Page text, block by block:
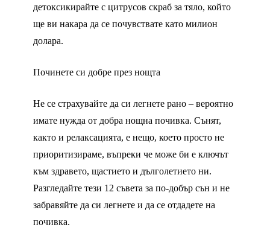
детоксикирайте с цитрусов скраб за тяло, който
ще ви накара да се почувствате като милион
долара.
Починете си добре през нощта
Не се страхувайте да си легнете рано – вероятно
имате нужда от добра нощна почивка. Сънят,
както и релаксацията, е нещо, което просто не
приоритизираме, въпреки че може би е ключът
към здравето, щастието и дълголетието ни.
Разгледайте тези 12 съвета за по-добър сън и не
забравяйте да си легнете и да се отдадете на
почивка.